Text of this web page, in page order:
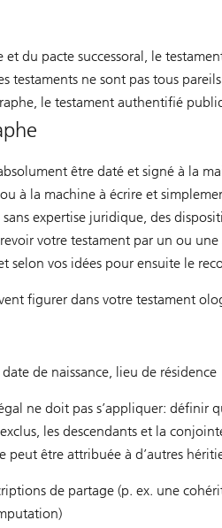
du pacte successoral, le
testaments ne sont pas tous
le testament authentifié
être daté et signé à la
à la machine à écrire et
expertise juridique, des
votre testament par un ou
selon vos idées pour ensuite le
figurer dans votre testament
de naissance, lieu de résidence
ne doit pas s’appliquer:
les descendants et la
peut être attribuée à d’autres
de partage (p. ex. une